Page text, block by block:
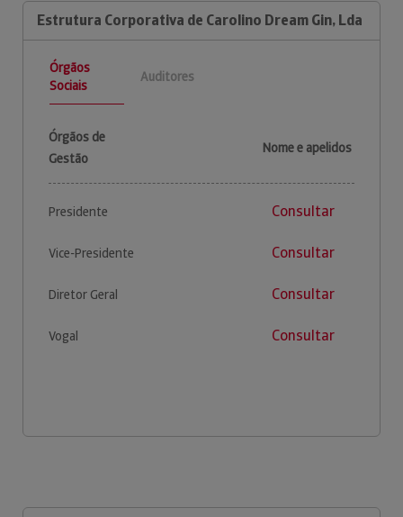
Estrutura Corporativa de Carolino Dream Gin, Lda
Órgãos
Sociais
Auditores
Órgãos de
Gestão
Nome e apelidos
Presidente Consultar
Vice-Presidente Consultar
Diretor Geral Consultar
Vogal Consultar